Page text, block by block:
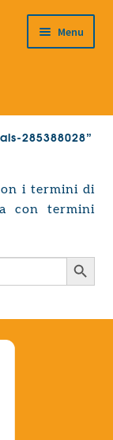
Menu
HOME
PRODOTTI
Espandi
il
child
EUROPEA
menu
child
285388028”
i termini di
con termini
Search Button